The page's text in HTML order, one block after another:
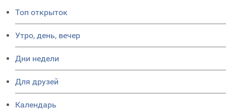
Топ открыток
Утро, день, вечер
Дни недели
Для друзей
Календарь